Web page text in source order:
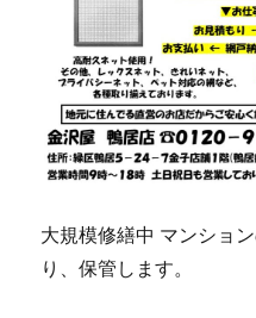
大規模修繕中 マンショ
り、保管します。